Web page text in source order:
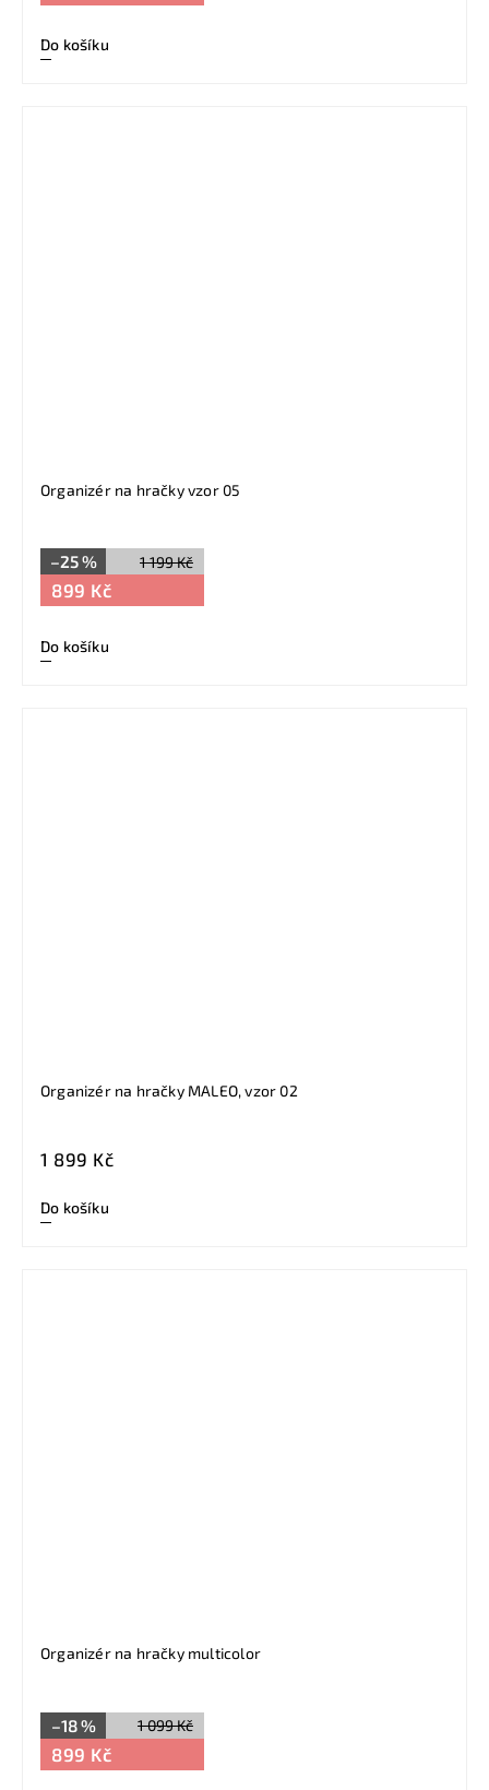
Do košíku
Organizér na hračky vzor 05
1 199 Kč
–25 %
899 Kč
Do košíku
Organizér na hračky MALEO, vzor 02
1 899 Kč
Do košíku
Organizér na hračky multicolor
1 099 Kč
–18 %
899 Kč